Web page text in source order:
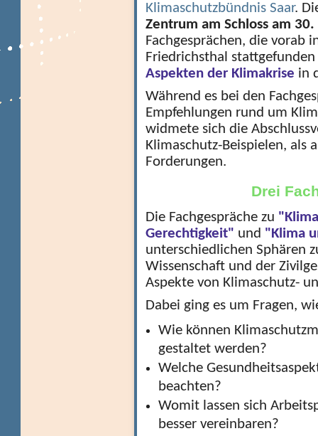
Klimaschutzbündnis Saar.
Zentrum am Schloss am
Fachgesprächen, die vorab
Friedrichsthal
Aspekten der Klimakrise in
Während es bei den
Empfehlungen rund um
widmete sich die
Klimaschutz-Beispielen, als
Forderungen.
Drei
Die Fachgespräche zu
Gerechtigkeit" und "Klima
unterschiedlichen Sphären
Wissenschaft und der
Aspekte von Klimaschutz-
Dabei ging es um Fragen,
Wie können
gestaltet werden?
Welche
beachten?
Womit lassen sich
besser vereinbaren?